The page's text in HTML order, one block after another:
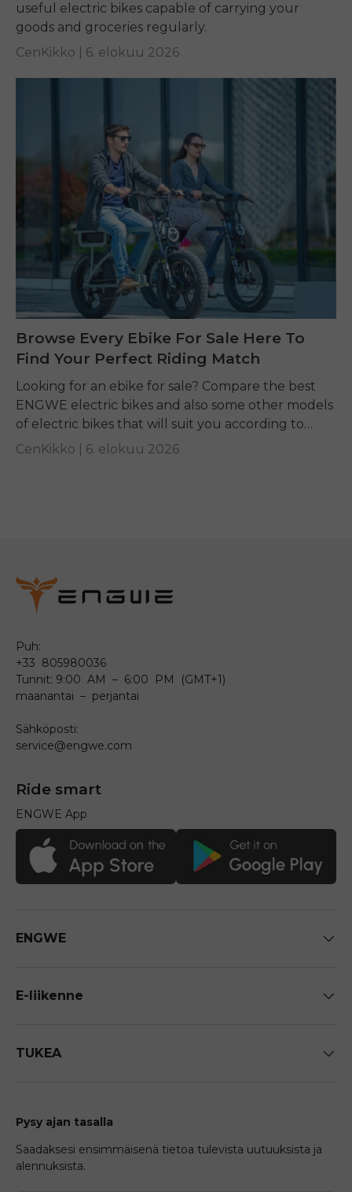
useful electric bikes capable of carrying your
goods and groceries regularly.
CenKikko | 6. elokuu 2026
Browse Every Ebike For Sale Here To
Find Your Perfect Riding Match
Looking for an ebike for sale? Compare the best
ENGWE electric bikes and also some other models
of electric bikes that will suit you according to
your requirements.
CenKikko | 6. elokuu 2026
Puh:
+33 805980036
Tunnit: 9:00 AM – 6:00 PM (GMT+1)
maanantai – perjantai
Sähköposti:
service@engwe.com
Ride smart
ENGWE App
ENGWE
E-liikenne
TUKEA
Pysy ajan tasalla
Saadaksesi ensimmäisenä tietoa tulevista uutuuksista ja
alennuksista.